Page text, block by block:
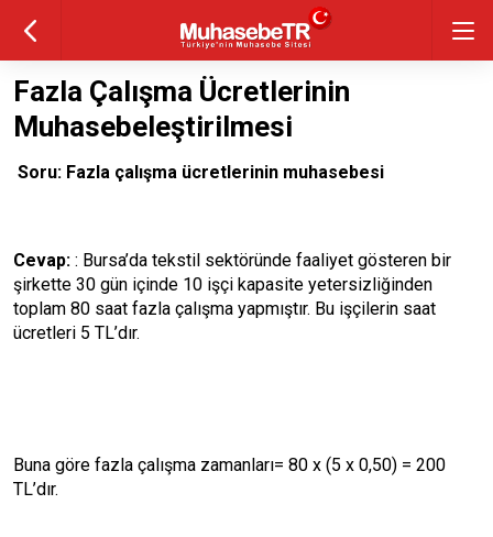
Fazla Çalışma Ücretlerinin
Muhasebeleştirilmesi
Soru: Fazla çalışma ücretlerinin muhasebesi
Cevap: : Bursa’da tekstil sektöründe faaliyet gösteren bir
şirkette 30 gün içinde 10 işçi kapasite yetersizliğinden
toplam 80 saat fazla çalışma yapmıştır. Bu işçilerin saat
ücretleri 5 TL’dır.
Buna göre fazla çalışma zamanları= 80 x (5 x 0,50) = 200
TL’dır.